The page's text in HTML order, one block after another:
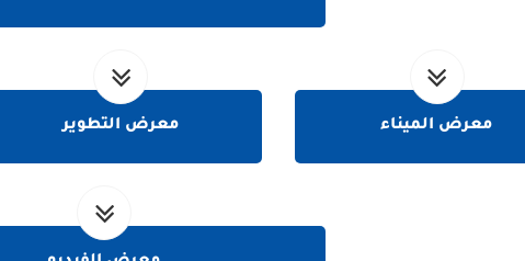
معرض الميناء معرض التطوير